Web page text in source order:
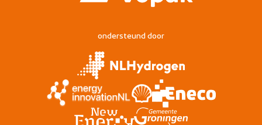
ondersteund door